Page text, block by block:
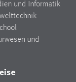
und Informatik
und